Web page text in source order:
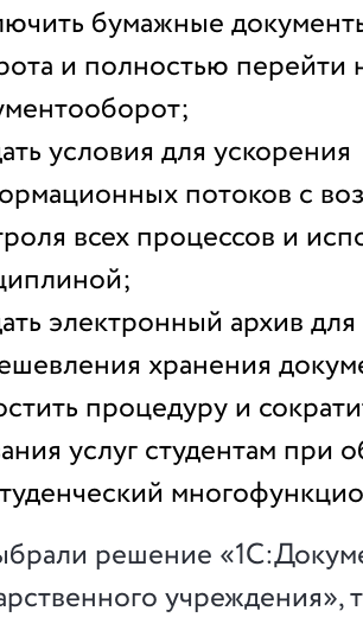
бумажные
и полностью перейти
условия для ускорения
потоков с
всех процессов и
электронный архив
хранения
процедуру и
услуг студентам при
решение
учреждения»,